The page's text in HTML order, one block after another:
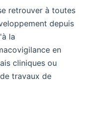
retrouver à toutes
depuis
la
en
cliniques ou
travaux de